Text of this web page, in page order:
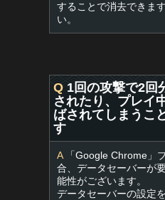
することで消去できま
い。
Q 1回の攻撃で2回
されたり、プレイ
ばされてしまうこ
す
A「Google Chrome」
合、データセーバーが
能性がございます。
データセーバーの設定